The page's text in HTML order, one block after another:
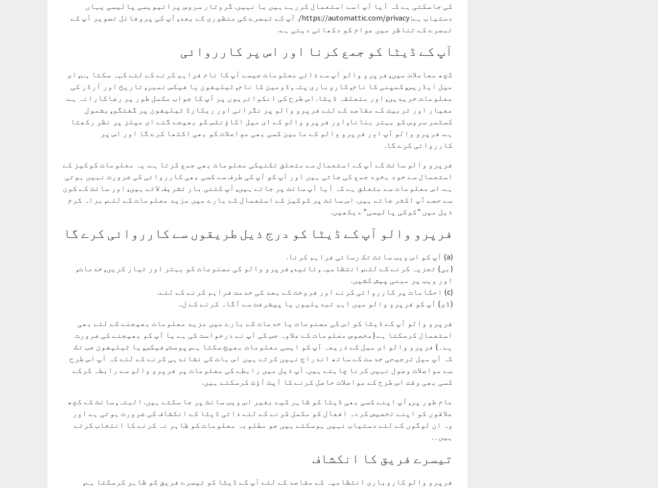
کی جاسکتی ہے کہ آیا آپ اسے استعمال کررہے ہیں یا نہیں. گروتار سروس پرائیویسی پالیسی یہاں
دستیاب ہے: https://automattic.com/privacy/. آپ کے تبصرے کی منظوری کے بعد, آپ کی پروفائل تصویر آپ کے
تبصرے کے تناظر میں عوام کو دکھائی دیتی ہے.
آپ کے ڈیٹا کو جمع کرنا اور اس پر کارروائی
کچھ معاملات میں, فرپرو والو آپ سے ذاتی معلومات جیسے آپ کا نام فراہم کرنے کے لئے کہہ سکتا ہے, ای
میل ایڈریس, کمپنی کا نام, کاروباری پتہ, ڈومین کا نام, ٹیلیفون یا فیکس نمبر, تاریخ اور آرڈر کی
معلومات خریدیں, اور متعلقہ ڈیٹا. اس طرح کی انکوائریوں پر آپ کا جواب مکمل طور پر رضاکارانہ ہے.
معیار اور تربیت کے مقاصد کے لئے فرپرو والو پر نگرانی اور ریکارڈ ٹیلیفون پر گفتگو, بشمول
کسٹمر سروس کو بہتر بنانا, اور فرپرو والو کے ای میل اکاؤنٹس کو بھیجے گئے ای میلز پر نظر رکھتا
ہے. فرپرو والو آپ اور فرپرو والو کے مابین کسی بھی مواصلات کو بھی اکٹھا کرے گا اور اس پر
کارروائی کرے گا.
فرپرو والو سائٹ کے آپ کے استعمال سے متعلق تکنیکی معلومات بھی جمع کرتا ہے. یہ معلومات کوکیز کے
استعمال سے خود بخود جمع کی جاتی ہیں اور آپ کو آپ کی طرف سے کسی بھی کارروائی کی ضرورت نہیں ہوتی
ہے. اس معلومات سے متعلق ہے کہ آیا آپ سائٹ پر جاتے ہیں, آپ کتنی بار تشریف لاتے ہیں, اور سائٹ کے کون
سے حصے آپ اکثر جاتے ہیں. اس سائٹ پر کوکیز کے استعمال کے بارے میں مزید معلومات کے لئے, براہ کرم
ذیل میں "کوکی پالیسی" دیکھیں.
فرپرو والو آپ کے ڈیٹا کو درج ذیل طریقوں سے کارروائی کرے گا
(a) آپ کو اس ویب سائٹ تک رسائی فراہم کرنا.
(بی) تجزیہ کرنے کے لئے, انتظامیہ, تائید, فرپرو والو کی مصنوعات کو بہتر اور تیار کریں, خدمات,
اور ویب پر مبنی پیش کشیں.
(c) احکامات پر کارروائی کرنے اور فروخت کے بعد کی خدمت فراہم کرنے کے لئے.
(ڈی) آپ کو فرپرو والو میں اہم تبدیلیوں یا پیشرفت سے آگاہ کرنے کے ل..
فرپرو والو آپ کے ڈیٹا کو اس کی مصنوعات یا خدمات کے بارے میں مزید معلومات بھیجنے کے لئے بھی
استعمال کرسکتا ہے (مخصوص معلومات کے علاوہ جس کی آپ نے درخواست کی ہے یا آپ کو بھیجنے کی ضرورت
ہے۔) فرپرو والو ای میل کے ذریعہ آپ کو ایسی معلومات بھیج سکتا ہے, پوسٹ, فیکس, یا ٹیلیفون جب تک
کہ آپ میل ترجیحی خدمت کے ساتھ اندراج نہیں کرتے ہیں اس بات کی نشاندہی کرنے کے لئے کہ آپ اس طرح
سے مواصلات وصول نہیں کرنا چاہتے ہیں. آپ ذیل میں رابطے کی معلومات پر فرپرو والو سے رابطہ کرکے
کسی بھی وقت اس طرح کے مواصلات حاصل کرنے کا آپٹ آؤٹ کرسکتے ہیں.
عام طور پر, آپ اپنے کسی بھی ڈیٹا کو ظاہر کیے بغیر اس ویب سائٹ پر جا سکتے ہیں. البتہ, سائٹ کے کچھ
علاقوں کو اپنے تخصیص کردہ افعال کو مکمل کرنے کے لئے ذاتی ڈیٹا کے انکشاف کی ضرورت ہوتی ہے اور
وہ ان لوگوں کے لئے دستیاب نہیں ہوسکتے ہیں جو مطلوبہ معلومات کو ظاہر نہ کرنے کا انتخاب کرتے
ہیں۔.
تیسرے فریق کا انکشاف
فرپرو والو کاروباری انتظامیہ کے مقاصد کے لئے آپ کے ڈیٹا کو تیسرے فریق کو ظاہر کرسکتا ہے,